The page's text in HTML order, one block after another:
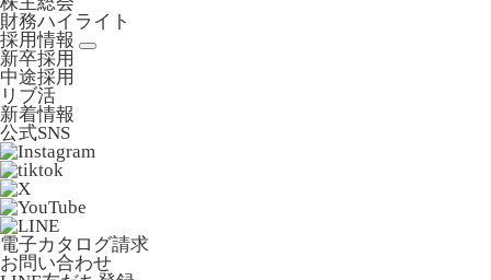
財務ハイライト
採用情報
新卒採用
中途採用
リブ活
新着情報
公式SNS
電子カタログ請求
お問い合わせ